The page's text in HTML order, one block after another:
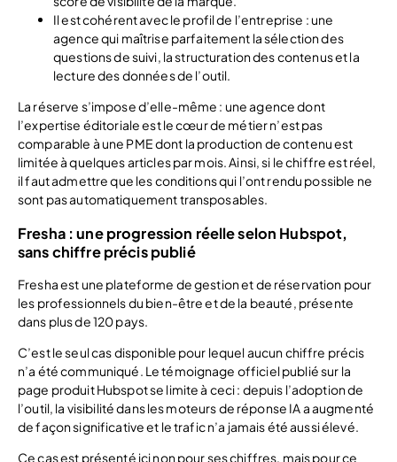
Il est cohérent avec le profil de l’entreprise : une
agence qui maîtrise parfaitement la sélection des
questions de suivi, la structuration des contenus et la
lecture des données de l’outil.
La réserve s’impose d’elle-même : une agence dont
l’expertise éditoriale est le cœur de métier n’est pas
comparable à une PME dont la production de contenu est
limitée à quelques articles par mois. Ainsi, si le chiffre est réel,
il faut admettre que les conditions qui l’ont rendu possible ne
sont pas automatiquement transposables.
Fresha : une progression réelle selon Hubspot,
sans chiffre précis publié
Fresha est une plateforme de gestion et de réservation pour
les professionnels du bien-être et de la beauté, présente
dans plus de 120 pays.
C’est le seul cas disponible pour lequel aucun chiffre précis
n’a été communiqué. Le témoignage officiel publié sur la
page produit Hubspot se limite à ceci : depuis l’adoption de
l’outil, la visibilité dans les moteurs de réponse IA a augmenté
de façon significative et le trafic n’a jamais été aussi élevé.
Ce cas est présenté ici non pour ses chiffres, mais pour ce